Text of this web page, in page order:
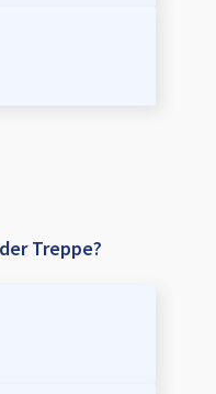
Treppe?